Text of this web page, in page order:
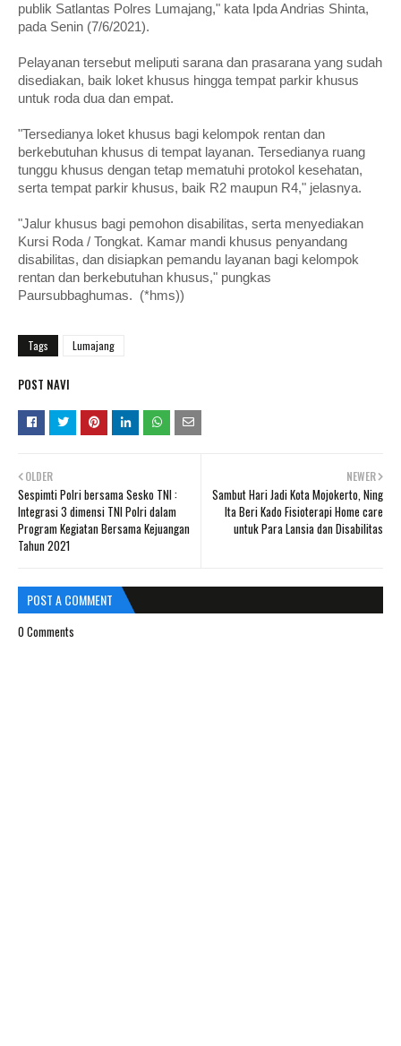
publik Satlantas Polres Lumajang," kata Ipda Andrias Shinta,
pada Senin (7/6/2021).
Pelayanan tersebut meliputi sarana dan prasarana yang sudah
disediakan, baik loket khusus hingga tempat parkir khusus
untuk roda dua dan empat.
"Tersedianya loket khusus bagi kelompok rentan dan
berkebutuhan khusus di tempat layanan. Tersedianya ruang
tunggu khusus dengan tetap mematuhi protokol kesehatan,
serta tempat parkir khusus, baik R2 maupun R4," jelasnya.
"Jalur khusus bagi pemohon disabilitas, serta menyediakan
Kursi Roda / Tongkat. Kamar mandi khusus penyandang
disabilitas, dan disiapkan pemandu layanan bagi kelompok
rentan dan berkebutuhan khusus," pungkas
Paursubbaghumas. (*hms))
Tags Lumajang
POST NAVI
NEWER
Sambut Hari Jadi Kota Mojokerto, Ning
Ita Beri Kado Fisioterapi Home care
untuk Para Lansia dan Disabilitas
OLDER
Sespimti Polri bersama Sesko TNI :
Integrasi 3 dimensi TNI Polri dalam
Program Kegiatan Bersama Kejuangan
Tahun 2021
POST A COMMENT
0 Comments